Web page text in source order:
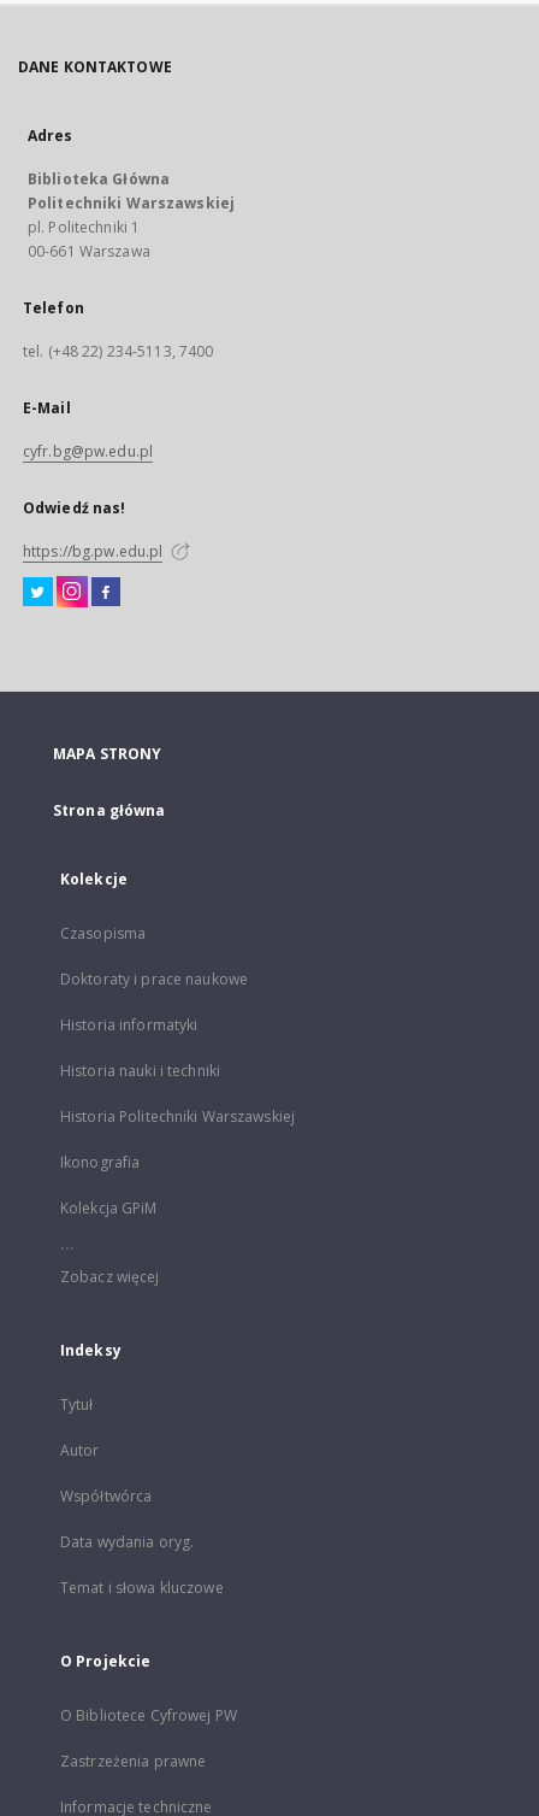
DANE KONTAKTOWE
Adres
Biblioteka Główna
Politechniki Warszawskiej
pl. Politechniki 1
00-661 Warszawa
Telefon
tel. (+48 22) 234-5113, 7400
E-Mail
cyfr.bg@pw.edu.pl
Odwiedź nas!
https://bg.pw.edu.pl
MAPA STRONY
Strona główna
Kolekcje
Czasopisma
Doktoraty i prace naukowe
Historia informatyki
Historia nauki i techniki
Historia Politechniki Warszawskiej
Ikonografia
Kolekcja GPiM
...
Zobacz więcej
Indeksy
Tytuł
Autor
Współtwórca
Data wydania oryg.
Temat i słowa kluczowe
O Projekcie
O Bibliotece Cyfrowej PW
Zastrzeżenia prawne
Informacje techniczne